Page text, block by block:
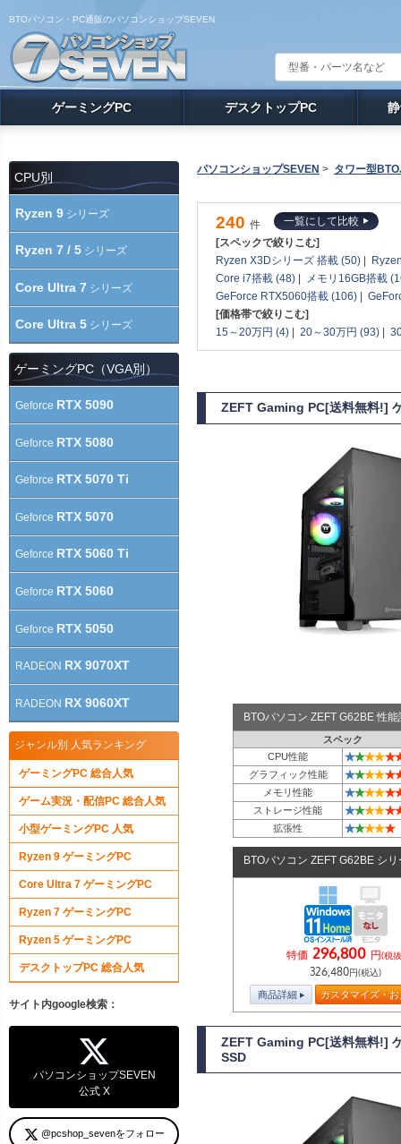
BTOパソコン・PC通販のパソコンショップSEVEN
ゲーミングPC デスクトップPC
パソコンショップSEVEN > タワー型
240 件
一覧にして比較
[スペックで絞りこむ]
Ryzen X3Dシリーズ 搭載 (50) |
Core i7搭載 (48) |
メモリ16GB搭載
GeForce RTX5060搭載 (106) |
[価格帯で絞りこむ]
15～20万円 (4) | 20～30万円 (93) |
ZEFT Gaming PC[送料無料!]
BTOパソコン ZEFT G62BE 性
スペック
CPU性能
★★★★★
グラフィック性能 ★★★★★
メモリ性能 ★★★★★
ストレージ性能 ★★★★★
拡張性 ★★★★★
BTOパソコン ZEFT G62BE シリ
特価 296,800 円(税
326,480円(税込)
商品詳細 カスタマイズ・
ZEFT Gaming PC[送料無料!]
SSD
CPU別
Ryzen 9 シリーズ
Ryzen 7 / 5 シリーズ
Core Ultra 7 シリーズ
Core Ultra 5 シリーズ
ゲーミングPC（VGA別）
Geforce RTX 5090
Geforce RTX 5080
Geforce RTX 5070 Ti
Geforce RTX 5070
Geforce RTX 5060 Ti
Geforce RTX 5060
Geforce RTX 5050
RADEON RX 9070XT
RADEON RX 9060XT
ジャンル別 人気ランキング
ゲーミングPC 総合人気
ゲーム実況・配信PC 総合人気
小型ゲーミングPC 人気
Ryzen 9 ゲーミングPC
Core Ultra 7 ゲーミングPC
Ryzen 7 ゲーミングPC
Ryzen 5 ゲーミングPC
デスクトップPC 総合人気
サイト内google検索：
パソコンショップSEVEN
公式 X
@pcshop_sevenをフォロー